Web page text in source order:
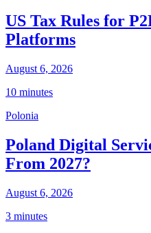
US Tax Rules for
Platforms
August 6, 2026
10 minutes
Polonia
Poland Digital
From 2027?
August 6, 2026
3 minutes